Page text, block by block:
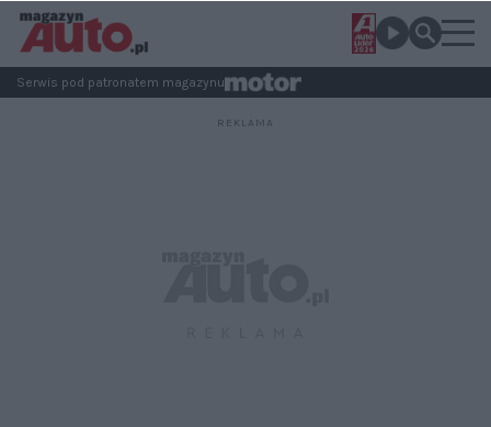
Serwis pod patronatem magazynu